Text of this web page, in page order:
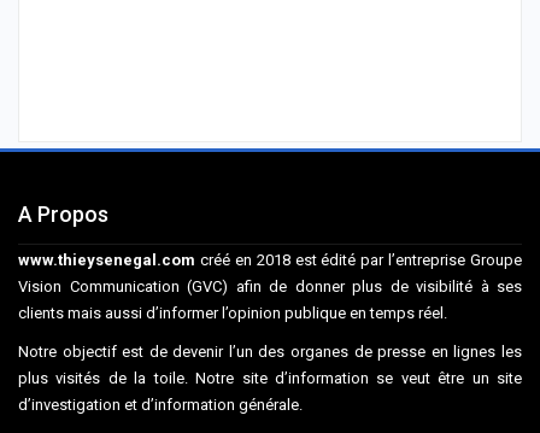
A Propos
www.thieysenegal.com créé en 2018 est édité par l’entreprise Groupe
Vision Communication (GVC) afin de donner plus de visibilité à ses
clients mais aussi d’informer l’opinion publique en temps réel.
Notre objectif est de devenir l’un des organes de presse en lignes les
plus visités de la toile. Notre site d’information se veut être un site
d’investigation et d’information générale.